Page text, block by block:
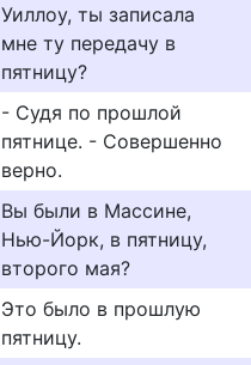
Уиллоу, ты записала
мне ту передачу в
пятницу?
- Судя по прошлой
пятнице. - Совершенно
верно.
Вы были в Массине,
Нью-Йорк, в пятницу,
второго мая?
Это было в прошлую
пятницу.